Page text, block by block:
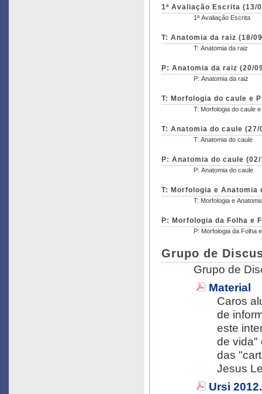
1ª Avaliação Escrita (13/
1ª Avaliação Escrita
T: Anatomia da raiz (18/
T: Anatomia da raiz
P: Anatomia da raiz (20/
P: Anatomia da raiz
T: Morfologia do caule e
T: Morfologia do caule
T: Anatomia do caule
T: Anatomia do caule
P: Anatomia do caule
P: Anatomia do caule
T: Morfologia e Anatomia
T: Morfologia e
P: Morfologia da Folha e
P: Morfologia da Folha
Grupo de
Grupo de
Material
Caros
de
este interstício. Solicito que o leiam
de vida"
das
Jesus
Ursi